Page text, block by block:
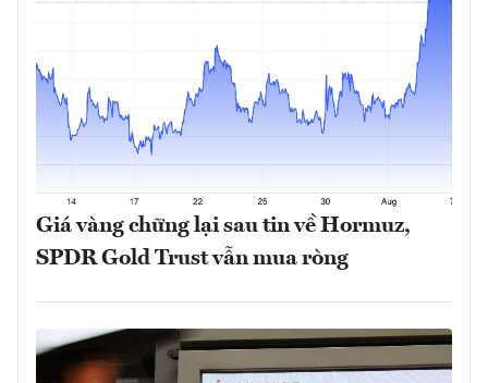
Giá vàng chững lại sau tin về Hormuz,
SPDR Gold Trust vẫn mua ròng